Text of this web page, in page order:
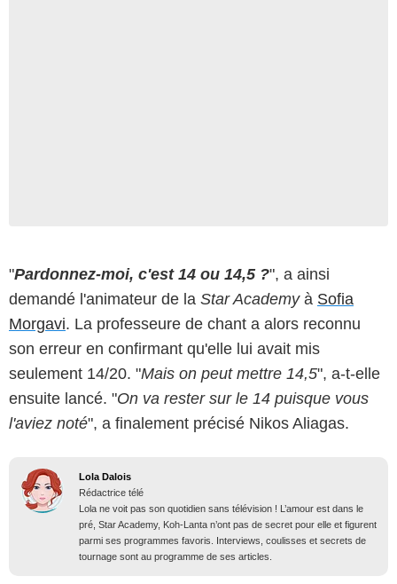
"Pardonnez-moi, c'est 14 ou 14,5 ?", a ainsi
demandé l'animateur de la Star Academyà Sofia
Morgavi. La professeure de chant a alors reconnu
son erreur en confirmant qu'elle lui avait mis
seulement 14/20. "Mais on peut mettre 14,5", a-t-elle
ensuite lancé. "On va rester sur le 14 puisque vous
l'aviez noté", a finalement précisé Nikos Aliagas.
Lola Dalois
Rédactrice télé
Lola ne voit pas son quotidien sans télévision ! L’amour est dans le
pré, Star Academy, Koh-Lanta n’ont pas de secret pour elle et figurent
parmi ses programmes favoris. Interviews, coulisses et secrets de
tournage sont au programme de ses articles.